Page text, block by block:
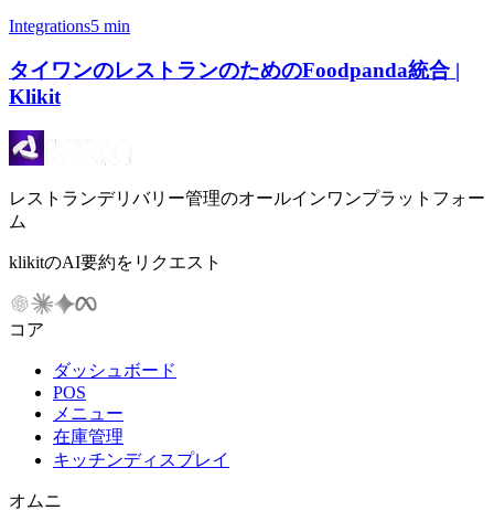
Integrations5 min
タイワンのレストランのためのFoodpanda統合 |
Klikit
レストランデリバリー管理のオールインワンプラットフォー
ム
klikitのAI要約をリクエスト
コア
ダッシュボード
POS
メニュー
在庫管理
キッチンディスプレイ
オムニ